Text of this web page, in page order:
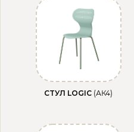
СТУЛ LOGIC (АК4)